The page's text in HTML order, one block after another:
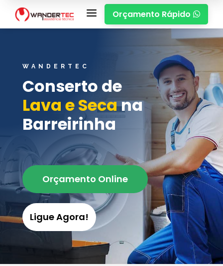
a Orçamento Rápido 
WANDERTEC
Conserto de
Lava e Secana
Barreirinha
Orçamento Online
Ligue Agora!